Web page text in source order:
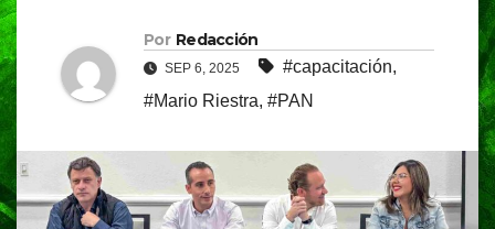
Por Redacción
SEP 6, 2025 #capacitación,
#Mario Riestra, #PAN